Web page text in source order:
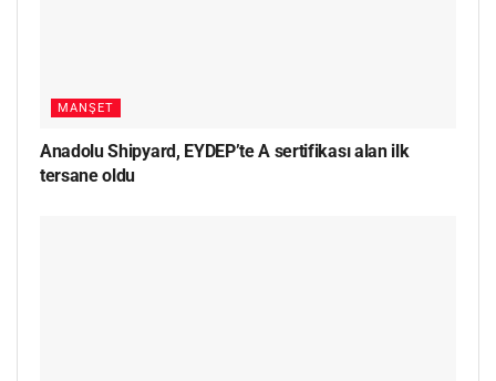
MANŞET
Anadolu Shipyard, EYDEP’te A sertifikası alan ilk
tersane oldu